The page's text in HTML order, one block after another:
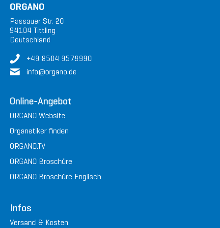
ORGANO
Passauer Str. 20
94104 Tittling
Deutschland
+49 8504 9579990
info@organo.de
Online-Angebot
ORGANO Website
Organetiker finden
ORGANO.TV
ORGANO Broschüre
ORGANO Broschüre Englisch
Infos
Versand & Kosten